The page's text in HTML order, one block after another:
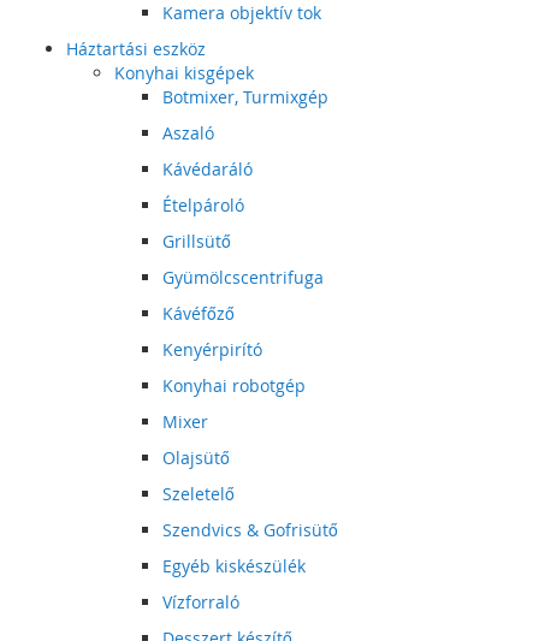
Kamera objektív tok
Háztartási eszköz
Konyhai kisgépek
Botmixer, Turmixgép
Aszaló
Kávédaráló
Ételpároló
Grillsütő
Gyümölcscentrifuga
Kávéfőző
Kenyérpirító
Konyhai robotgép
Mixer
Olajsütő
Szeletelő
Szendvics & Gofrisütő
Egyéb kiskészülék
Vízforraló